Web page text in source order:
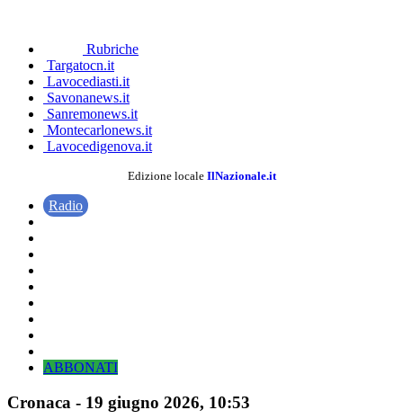
Rubriche
Targatocn.it
Lavocediasti.it
Savonanews.it
Sanremonews.it
Montecarlonews.it
Lavocedigenova.it
Edizione locale IlNazionale.it
Radio
ABBONATI
Cronaca - 19 giugno 2026, 10:53